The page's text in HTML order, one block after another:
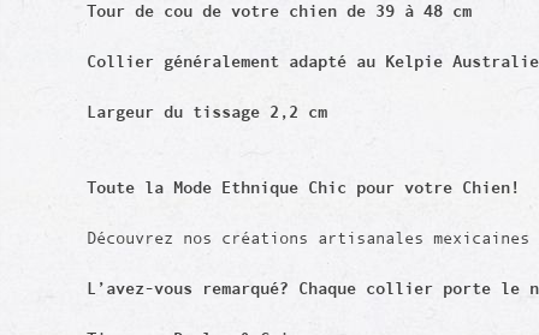
Tour de cou de votre chien de 39 à 48 cm
Collier généralement adapté au Kelpie
Largeur du tissage 2,2 cm
Toute la Mode Ethnique Chic pour votre Chien!
Découvrez nos créations artisanales
L’avez-vous remarqué? Chaque collier porte le